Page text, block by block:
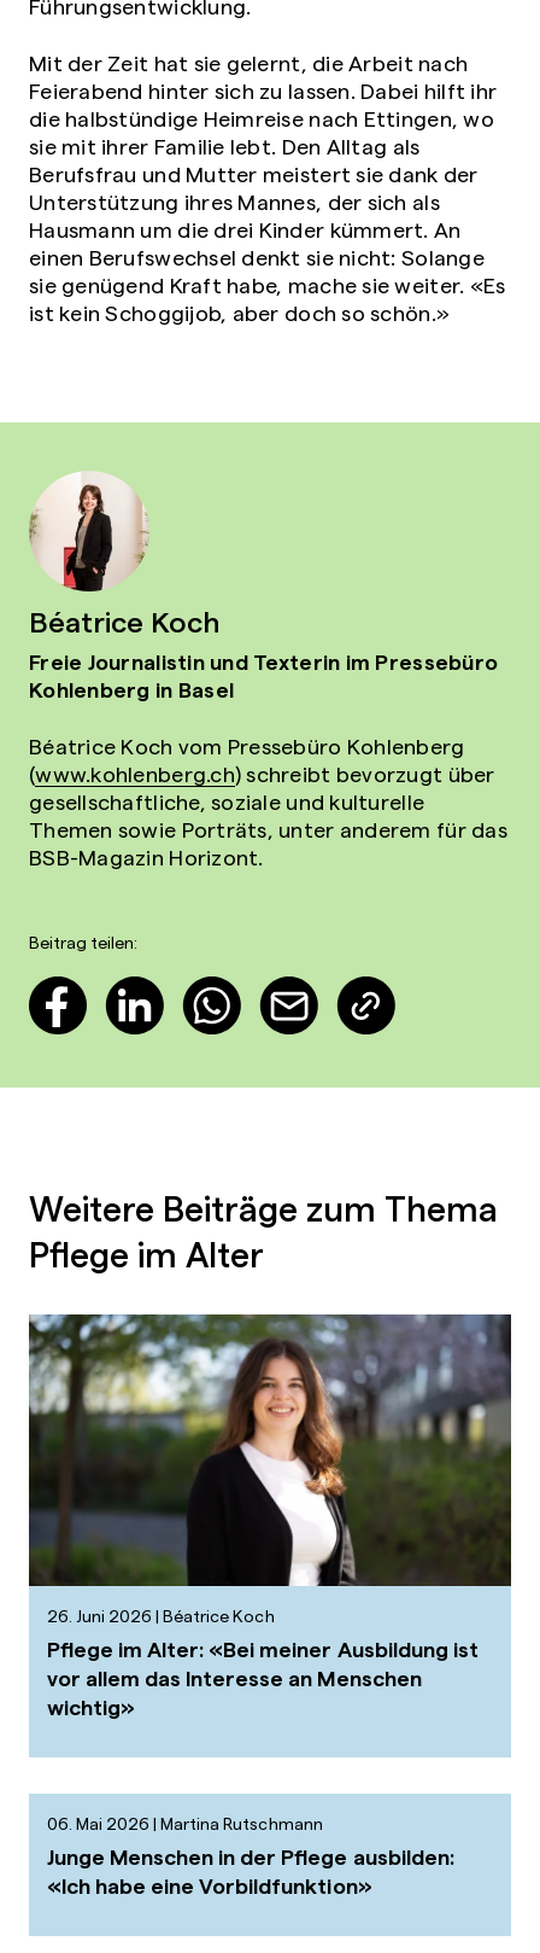
Mit der Zeit hat sie gelernt, die Arbeit nach
Feierabend hinter sich zu lassen. Dabei hilft ihr
die halbstündige Heimreise nach Ettingen, wo
sie mit ihrer Familie lebt. Den Alltag als
Berufsfrau und Mutter meistert sie dank der
Unterstützung ihres Mannes, der sich als
Hausmann um die drei Kinder kümmert. An
einen Berufswechsel denkt sie nicht: Solange
sie genügend Kraft habe, mache sie weiter. «Es
ist kein Schoggijob, aber doch so schön.»
Béatrice Koch
Freie Journalistin und Texterin im Pressebüro
Kohlenberg in Basel
Béatrice Koch vom Pressebüro Kohlenberg
(www.kohlenberg.ch) schreibt bevorzugt über
gesellschaftliche, soziale und kulturelle
Themen sowie Porträts, unter anderem für das
BSB-Magazin Horizont.
Beitrag teilen:
Weitere Beiträge zum Thema
Pflege im Alter
26. Juni 2026 Béatrice Koch
Pflege im Alter: «Bei meiner Ausbildung ist
vor allem das Interesse an Menschen
wichtig»
06. Mai 2026 Martina Rutschmann
Junge Menschen in der Pflege ausbilden:
«Ich habe eine Vorbildfunktion»